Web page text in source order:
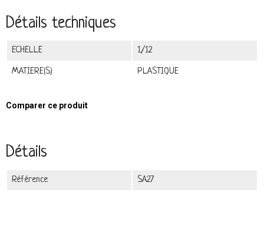
Détails techniques
ECHELLE 1/12
MATIERE(S) PLASTIQUE
Comparer ce produit
Détails
Référence SA27